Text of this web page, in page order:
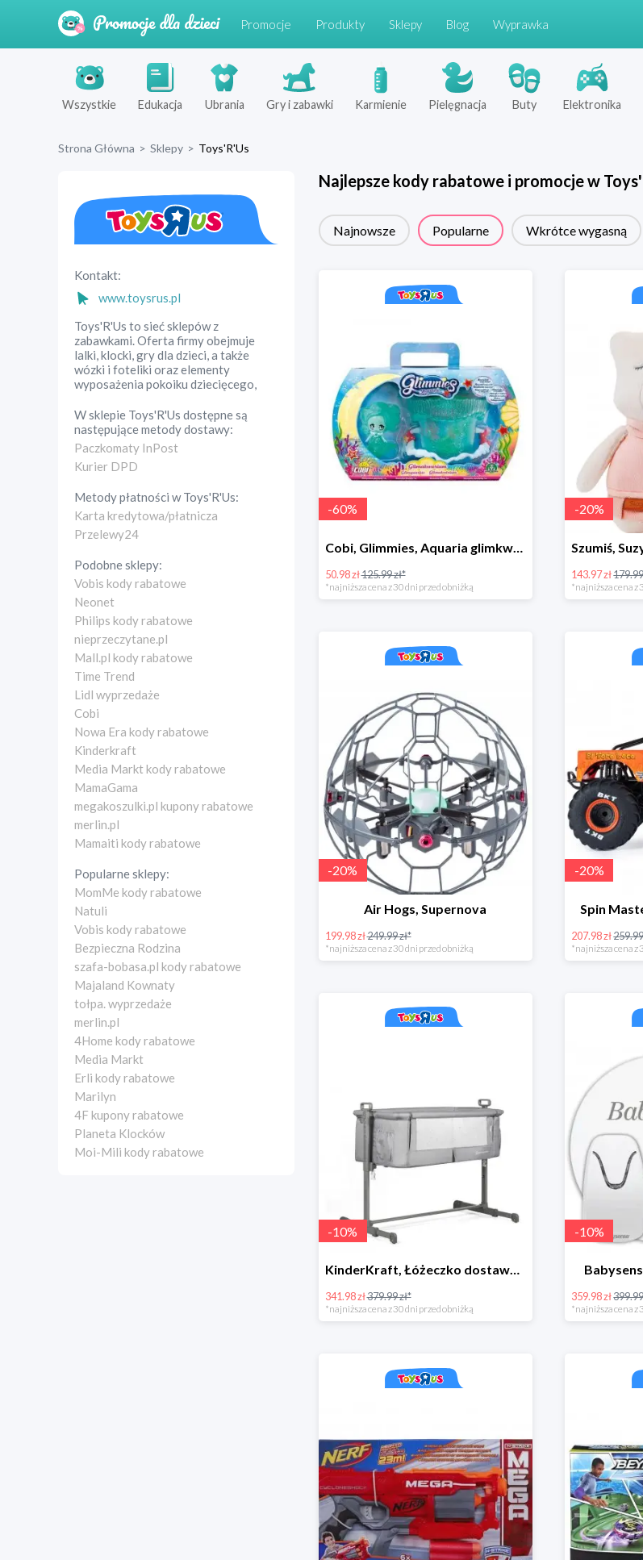
Promocje Produkty Sklepy Blog Wyprawka
Wszystkie Edukacja Ubrania Gry i zabawki Karmienie Pielęgnacja Buty Elektronika
Strona Główna > Sklepy > Toys'R'Us
Kontakt:
www.toysrus.pl
Toys'R'Us to sieć sklepów z
zabawkami. Oferta firmy obejmuje
lalki, klocki, gry dla dzieci, a także
wózki i foteliki oraz elementy
wyposażenia pokoiku dziecięcego,
W sklepie Toys'R'Us dostępne są
następujące metody dostawy:
Paczkomaty InPost
Kurier DPD
Metody płatności wToys'R'Us:
Karta kredytowa/płatnicza
Przelewy24
Podobne sklepy:
Vobis kody rabatowe
Neonet
Philips kody rabatowe
nieprzeczytane.pl
Mall.pl kody rabatowe
Time Trend
Lidl wyprzedaże
Cobi
Nowa Era kody rabatowe
Kinderkraft
Media Markt kody rabatowe
MamaGama
megakoszulki.pl kupony rabatowe
merlin.pl
Mamaiti kody rabatowe
Popularne sklepy:
MomMe kody rabatowe
Natuli
Vobis kody rabatowe
Bezpieczna Rodzina
szafa-bobasa.pl kody rabatowe
Majaland Kownaty
tołpa. wyprzedaże
merlin.pl
4Home kody rabatowe
Media Markt
Erli kody rabatowe
Marilyn
4F kupony rabatowe
Planeta Klocków
Moi-Mili kody rabatowe
Najlepsze kody rabatowe i promocje w
Najnowsze Popularne Wkrótce wygasną
-60%
Cobi, Glimmies, Aquaria glimkwarium, różne rodzaje
50.98 zł125.99 zł*
*najniższa cena z 30 dni przed obniżką
-20%
143.97 zł
*najniższa cena z
-20%
Air Hogs, Supernova
199.98 zł249.99 zł*
*najniższa cena z 30 dni przed obniżką
-20%
Spin
207.98 zł
*najniższa cena z
-10%
KinderKraft, Łóżeczko dostawne NESTE, szary
341.98 zł379.99 zł*
*najniższa cena z 30 dni przed obniżką
-10%
359.98 zł
*najniższa cena z